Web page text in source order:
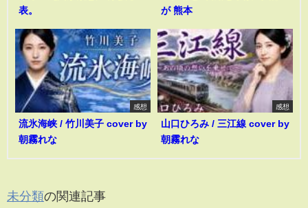
表。
が 熊本
感想
流氷海峡 / 竹川美子 cover by
朝霧れな
感想
山口ひろみ / 三江線 cover by
朝霧れな
未分類の関連記事